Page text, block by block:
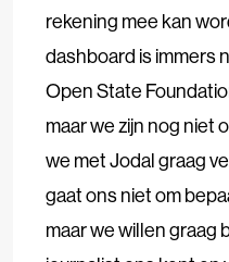
rekening mee kan
dashboard is immers
Open State
maar we zijn nog niet
we met Jodal graag
gaat ons niet om
maar we willen graag